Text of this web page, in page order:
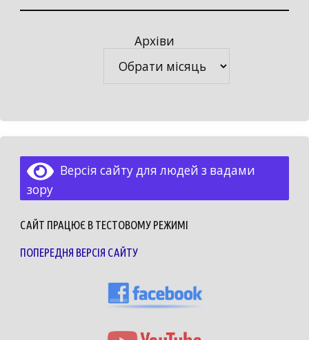
Архіви
Версія сайту для людей з вадами
зору
САЙТ ПРАЦЮЄ В ТЕСТОВОМУ РЕЖИМІ
ПОПЕРЕДНЯ ВЕРСІЯ САЙТУ